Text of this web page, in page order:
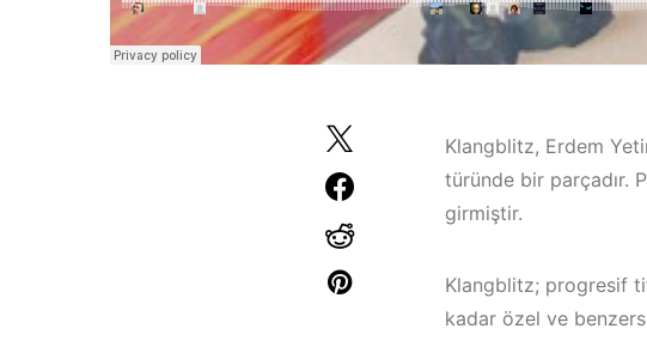
Klangblitz, Erdem
türünde bir parçadır.
girmiştir.
Klangblitz; progresif
kadar özel ve